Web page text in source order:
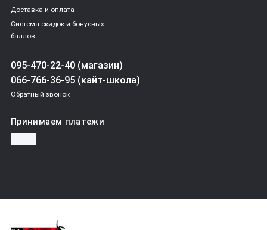
Доставка и оплата
Система скидок и бонусных
баллов
095-470-22-40 (магазин)
066-766-36-95 (кайт-школа)
Обратный звонок
Принимаем платежи